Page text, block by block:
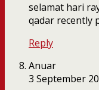
selamat hari
qadar recently
Reply
Anuar
3 September